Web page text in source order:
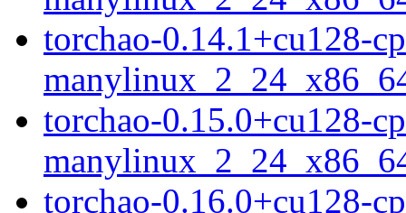
torchao-0.14.1+cu128-
torchao-0.15.0+cu128-
torchao-0.16.0+cu128-